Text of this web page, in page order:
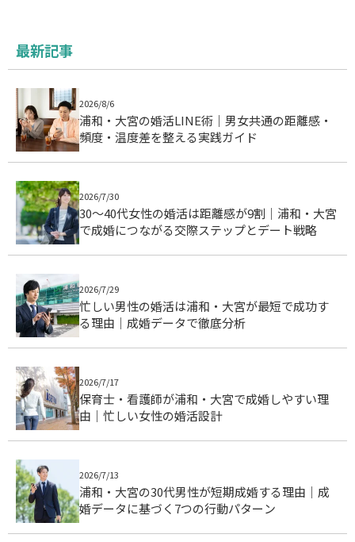
最新記事
2026/8/6
浦和・大宮の婚活LINE術｜男女共通の距離感・
頻度・温度差を整える実践ガイド
2026/7/30
30〜40代女性の婚活は距離感が9割｜浦和・大宮
で成婚につながる交際ステップとデート戦略
2026/7/29
忙しい男性の婚活は浦和・大宮が最短で成功す
る理由｜成婚データで徹底分析
2026/7/17
保育士・看護師が浦和・大宮で成婚しやすい理
由｜忙しい女性の婚活設計
2026/7/13
浦和・大宮の30代男性が短期成婚する理由｜成
婚データに基づく7つの行動パターン